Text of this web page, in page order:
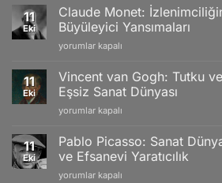
Watches:
18k
Gold
Models,
Editions
and
Swiss
Craftsmanship
11
Eki
Claude Monet:
Büyüleyici Yansımaları
Claude
İzlenimciliğin
Gücü
ve
Doğanın
Yansımaları
için
yorumlar kapalı
11
Eki
Vincent van Gogh: Tutku
Eşsiz Sanat Dünyası
Vincent
Gogh:
Tutku
ve
Duygularla
yorumlar kapalı
11
Eki
Pablo Picasso: Sanat
ve Efsanevi Yaratıcılık
Pablo
yorumlar kapalı